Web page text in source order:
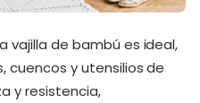
vajilla de bambú es ideal,
cuencos y utensilios de
y resistencia,